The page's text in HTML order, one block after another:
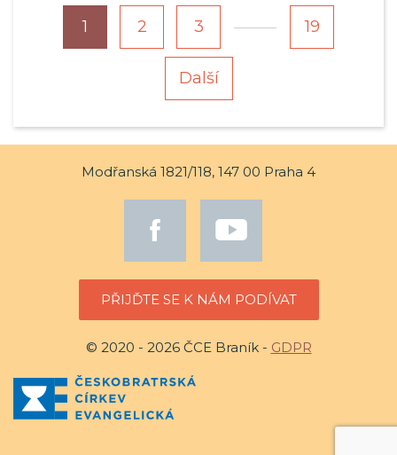
1 2 3 19
Další
Modřanská 1821/118, 147 00 Praha 4
PŘIJĎTE SE K NÁM PODÍVAT
© 2020 - 2026 ČCE Braník - GDPR